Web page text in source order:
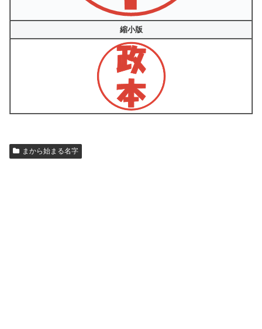
縮小版
まから始まる名字